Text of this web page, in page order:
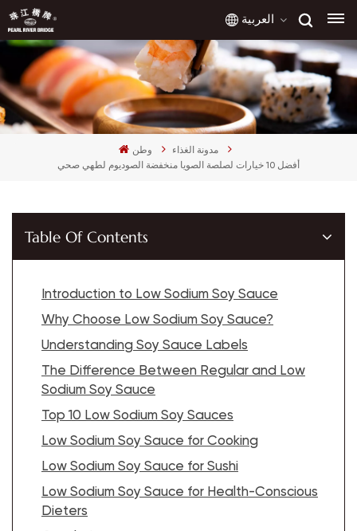
العربية
English
français
العربية
وطن
مدونة الغذاء
أفضل 10 خيارات لصلصة الصويا منخفضة الصوديوم لطهي صحي
Table Of Contents
Introduction to Low Sodium Soy Sauce
Why Choose Low Sodium Soy Sauce?
Understanding Soy Sauce Labels
The Difference Between Regular and Low
Sodium Soy Sauce
Top 10 Low Sodium Soy Sauces
Low Sodium Soy Sauce for Cooking
Low Sodium Soy Sauce for Sushi
Low Sodium Soy Sauce for Health-Conscious
Dieters